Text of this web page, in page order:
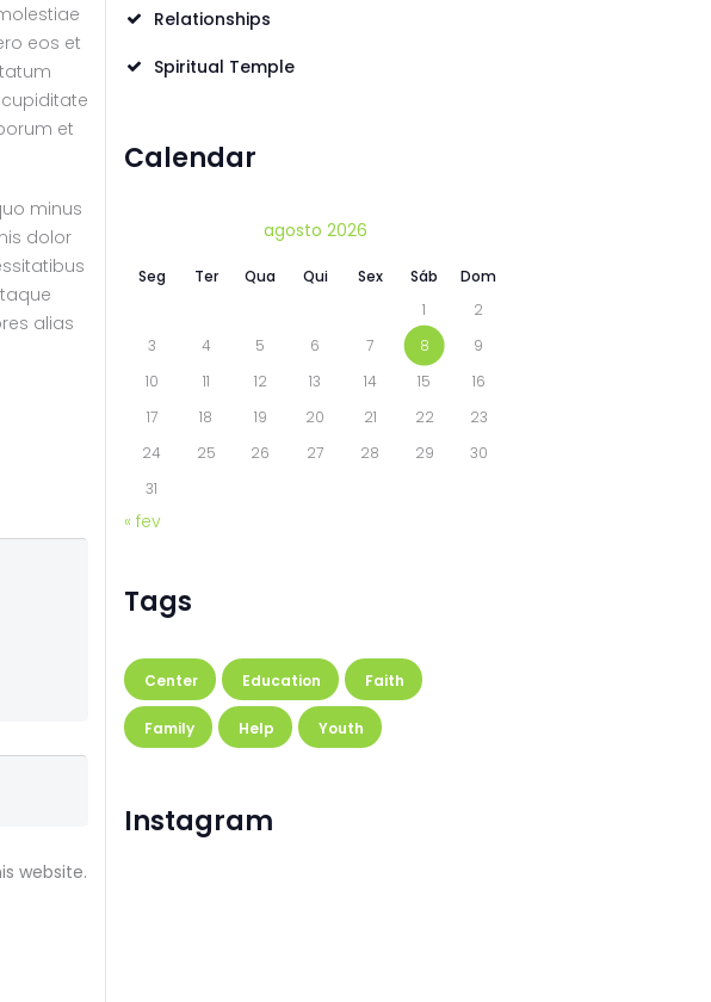
eos et
et
minus
dolor
alias
website.
Relationships
Spiritual Temple
Calendar
agosto 2026
Seg Ter Qua Qui Sex Sáb
Dom
1
2
3
4 5 6 7 8
9
10
11 12 13 14 15
16
17
18 19 20 21 22
23
24
25 26 27 28 29
30
31
« fev
Tags
Center Education Faith
Family Help Youth
Instagram